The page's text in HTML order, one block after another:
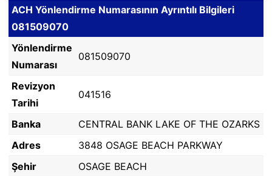
ACH Yönlendirme Numarasının Ayrıntılı Bilgileri
081509070
Yönlendirme
Numarası
081509070
Revizyon
Tarihi
041516
Banka
CENTRAL BANK LAKE OF THE OZARKS
Adres
3848 OSAGE BEACH PARKWAY
Şehir
OSAGE BEACH